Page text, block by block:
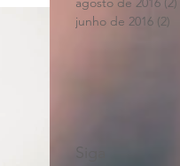
junho de 2016 (2)
Siga